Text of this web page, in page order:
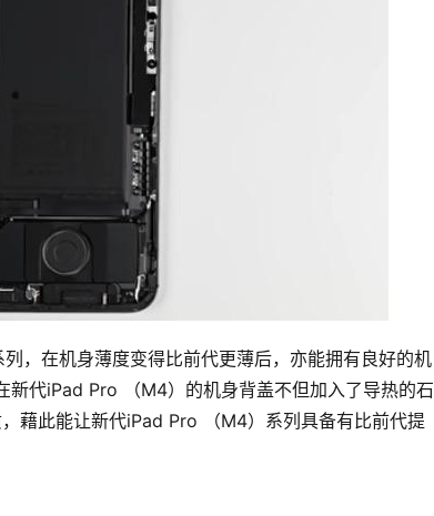
，在机身薄度变得比前代更薄后，亦能拥有良好的机
代iPad Pro （M4）的机身背盖不但加入了导热的石
藉此能让新代iPad Pro （M4）系列具备有比前代提